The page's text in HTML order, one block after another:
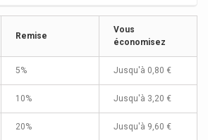
Remise
Vous
économisez
5% Jusqu'à 0,80 €
10% Jusqu'à 3,20 €
20% Jusqu'à 9,60 €